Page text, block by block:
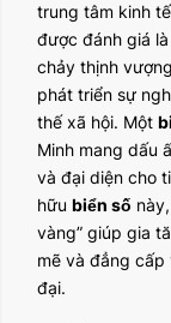
trung tâm kinh
được đánh giá
chảy thịnh
phát triển sự
thế xã hội. Một
Minh mang dấu
và đại diện cho
hữu biển số
vàng” giúp gia
mẽ và đẳng
đại.